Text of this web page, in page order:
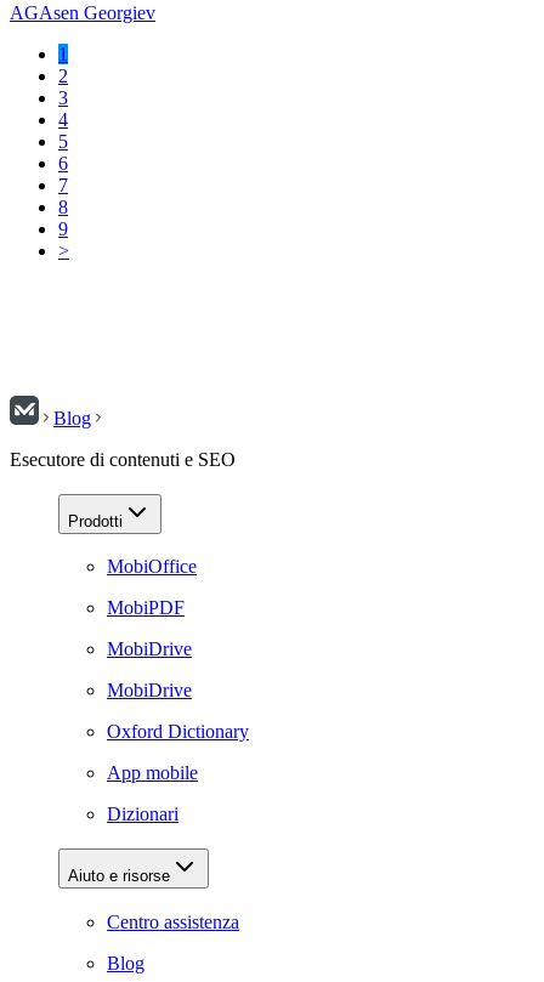
AGAsen Georgiev
1
2
3
4
5
6
7
8
9
>
Blog
Esecutore di contenuti e SEO
Prodotti
MobiOffice
MobiPDF
MobiDrive
MobiDrive
Oxford Dictionary
App mobile
Dizionari
Aiuto e risorse
Centro assistenza
Blog